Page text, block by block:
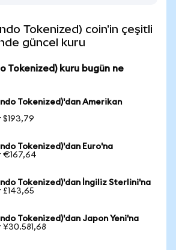
Tokenized) coin'in çeşitli
güncel kuru
Tokenized) kuru bugün ne
Tokenized)'dan Amerikan
$193,79
Tokenized)'dan Euro'na
€167,64
Tokenized)'dan İngiliz Sterlini'na
£143,65
Tokenized)'dan Japon Yeni'na
¥30.581,68